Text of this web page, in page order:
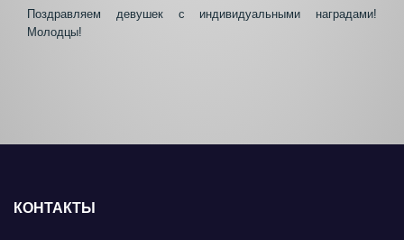
Поздравляем девушек с индивидуальными наградами!
Молодцы!
КОНТАКТЫ